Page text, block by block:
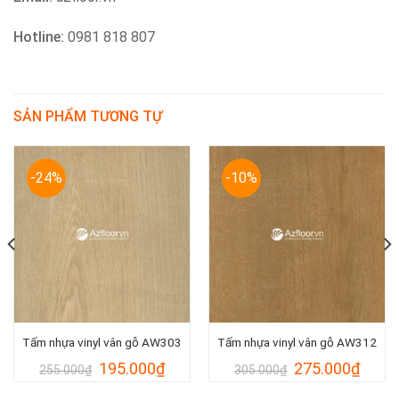
Hotline: 0981 818 807
SẢN PHẨM TƯƠNG TỰ
-24%
Tấm nhựa vinyl vân gỗ AW303
255.000₫ Giá
195.000₫Giá
-10%
Tấm nhựa vinyl vân gỗ AW312
305.000₫ Giá
275.000₫Giá